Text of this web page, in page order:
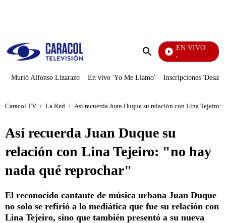
Enviar
EN VIVO
Rafael Orozco
Murió Alfonso Lizarazo En vivo 'Yo Me Llamo' Inscripciones
Caracol TV / La Red / Así recuerda Juan Duque su relación con Lina Tejeiro:
Así recuerda Juan Duque su
relación con Lina Tejeiro: "no hay
nada qué reprochar"
El reconocido cantante de música urbana Juan Duque
no solo se refirió a lo mediática que fue su relación con
Lina Tejeiro, sino que también presentó a su nueva